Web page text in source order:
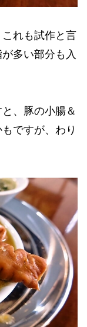
れも試作と言
多い部分も入
、豚の小腸＆
ですが、わり